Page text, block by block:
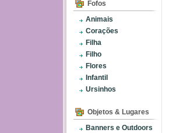
Fofos
Animais
Corações
Filha
Filho
Flores
Infantil
Ursinhos
Objetos & Lugares
Banners e Outdoors